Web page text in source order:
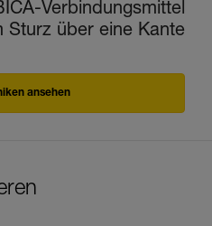
Verbindungsmittel
Sturz über eine Kante
ansehen